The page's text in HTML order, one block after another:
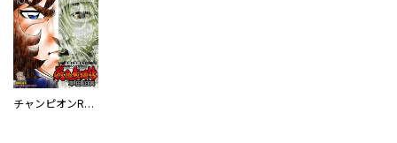
チャンピオンRED